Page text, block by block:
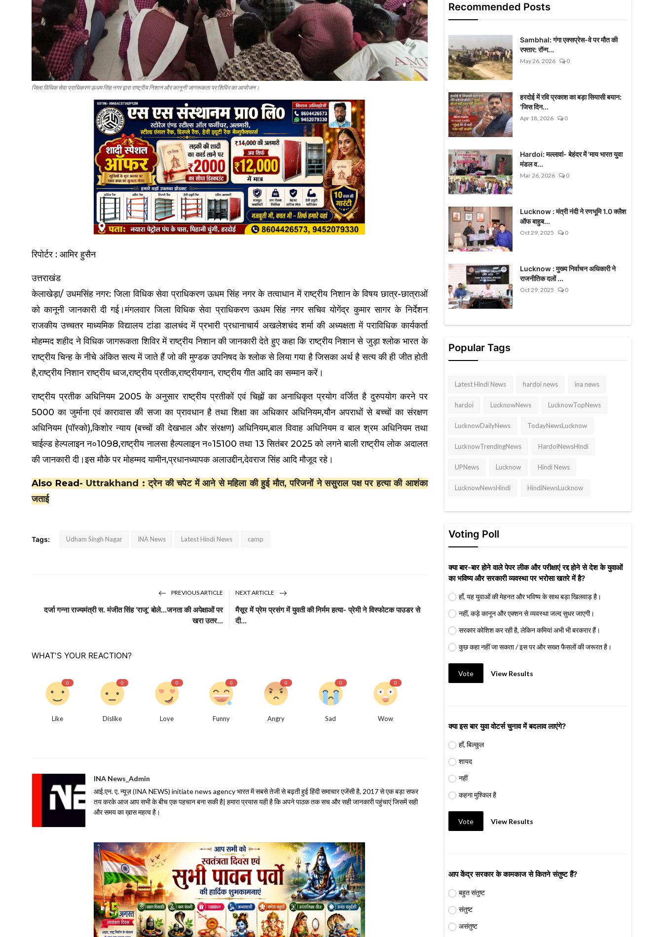
जिला विधिक सेवा प्राधिकरण ऊधम सिंह नगर द्वारा राष्ट्रीय निशान और कानूनी जागरूकता पर शिविर का आयोजन।
रिपोर्टर : आमिर हुसैन
उत्तराखंड
केलाखेड़ा/ उधमसिंह नगर: जिला विधिक सेवा प्राधिकरण ऊधम सिंह नगर के तत्वाधान में राष्ट्रीय निशान के विषय छात्र-छात्राओं
को कानूनी जानकारी दी गई।मंगलवार जिला विधिक सेवा प्राधिकरण ऊधम सिंह नगर सचिव योगेंद्र कुमार सागर के निर्देशन
राजकीय उच्चतर माध्यमिक विद्यालय टांडा डालचंद में प्रभारी प्रधानाचार्य अखलेशचंद शर्मा की अध्यक्षता में पराविधिक कार्यकर्ता
मोहम्मद शहीद ने विधिक जागरूकता शिविर में राष्ट्रीय निशान की जानकारी देते हुए कहा कि राष्ट्रीय निशान से जुड़ा श्लोक भारत के
राष्ट्रीय चिन्ह के नीचे अंकित सत्य में जाते हैं जो की मुण्डक उपनिषद के श्लोक से लिया गया है जिसका अर्थ है सत्य की ही जीत होती
है,राष्ट्रीय निशान राष्ट्रीय ध्वज,राष्ट्रीय प्रतीक,राष्ट्रीयगान, राष्ट्रीय गीत आदि का सम्मान करें।
राष्ट्रीय प्रतीक अधिनियम 2005 के अनुसार राष्ट्रीय प्रतीकों एवं चिह्नों का अनाधिकृत प्रयोग वर्जित है दुरुपयोग करने पर
₹5000 का जुर्माना एवं कारावास की सजा का प्रावधान है तथा शिक्षा का अधिकार अधिनियम,यौन अपराधों से बच्चों का संरक्षण
अधिनियम (पॉस्को),किशोर न्याय (बच्चों की देखभाल और संरक्षण) अधिनियम,बाल विवाह अधिनियम व बाल श्रम अधिनियम तथा
चाईल्ड हेल्पलाइन न०1098,राष्ट्रीय नालसा हैल्पलाइन न०15100 तथा 13 सितंबर 2025 को लगने बाली राष्ट्रीय लोक अदालत
की जानकारी दी।इस मौके पर मोहम्मद यामीन,प्रधानध्यापक अलाउद्दीन,देवराज सिंह आदि मौजूद रहे।
Also Read- Uttrakhand : ट्रेन की चपेट में आने से महिला की हुई मौत, परिजनों ने ससुराल पक्ष पर हत्या की आशंका
जताई
Tags: Udham Singh Nagar INA News Latest Hindi News camp
PREVIOUS ARTICLE
दर्जा गन्ना राज्यमंत्री स. मंजीत सिंह ‘राजू’ बोले...जनता की अपेक्षाओं पर
खरा उतर...
NEXT ARTICLE
मैसूर में प्रेम प्रसंग में युवती की निर्मम हत्या- प्रेमी ने विस्फोटक पाउडर से
दी...
WHAT'S YOUR REACTION?
0
Like
0
Dislike
0
Love
0
Funny
0
Angry
0
Sad
0
Wow
INA News_Admin
आई.एन. ए. न्यूज़ (INA NEWS) initiate news agency भारत में सबसे तेजी से बढ़ती हुई हिंदी समाचार एजेंसी है, 2017 से एक बड़ा सफर
तय करके आज आप सभी के बीच एक पहचान बना सकी है| हमारा प्रयास यही है कि अपने पाठक तक सच और सही जानकारी पहुंचाएं जिसमें सही
और समय का ख़ास महत्व है।
Recommended Posts
Sambhal: गंगा एक्सप्रेस-वे पर मौत की
रफ्तार: रॉन्ग...
May 26, 2026 0
हरदोई में रवि प्रकाश का बड़ा सियासी बयान:
'जिस दिन...
Apr 18, 2026 0
Hardoi: मल्लावां- बेहंदर में 'माय भारत युवा
मंडल व...
Mar 26, 2026 0
Lucknow : मंत्री नंदी ने रणभूमि 1.0 क्लैश
ऑफ बाहुब...
Oct 29, 2025 0
Lucknow : मुख्य निर्वाचन अधिकारी ने
राजनीतिक दलों ...
Oct 29, 2025 0
Popular Tags
Latest Hindi News hardoi news ina news
hardoi LucknowNews LucknowTopNews
LucknowDailyNews TodayNewsLucknow
LucknowTrendingNews HardoiNewsHindi
UPNews Lucknow Hindi News
LucknowNewsHindi HindiNewsLucknow
Voting Poll
क्या बार-बार होने वाले पेपर लीक और परीक्षाएं रद्द होने से देश के युवाओं
का भविष्य और सरकारी व्यवस्था पर भरोसा खतरे में है?
हाँ, यह युवाओं की मेहनत और भविष्य के साथ बड़ा खिलवाड़ है।
नहीं, कड़े कानून और एक्शन से व्यवस्था जल्द सुधर जाएगी।
सरकार कोशिश कर रही है, लेकिन कमियां अभी भी बरकरार हैं।
कुछ कहा नहीं जा सकता / इस पर और सख्त फैसलों की जरूरत है।
Vote View Results
क्या इस बार युवा वोटर्स चुनाव में बदलाव लाएंगे?
हाँ, बिल्कुल
शायद
नहीं
कहना मुश्किल है
Vote View Results
आप केंद्र सरकार के कामकाज से कितने संतुष्ट हैं?
बहुत संतुष्ट
संतुष्ट
असंतुष्ट